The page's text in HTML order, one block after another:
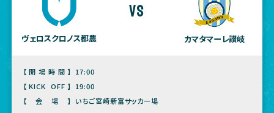
ヴェロスクロノス都農
vs
カマタマーレ讃岐
【開場時間】
17:00
【KICK OFF】
19:00
【会場】
いちご宮崎新富サッカー場